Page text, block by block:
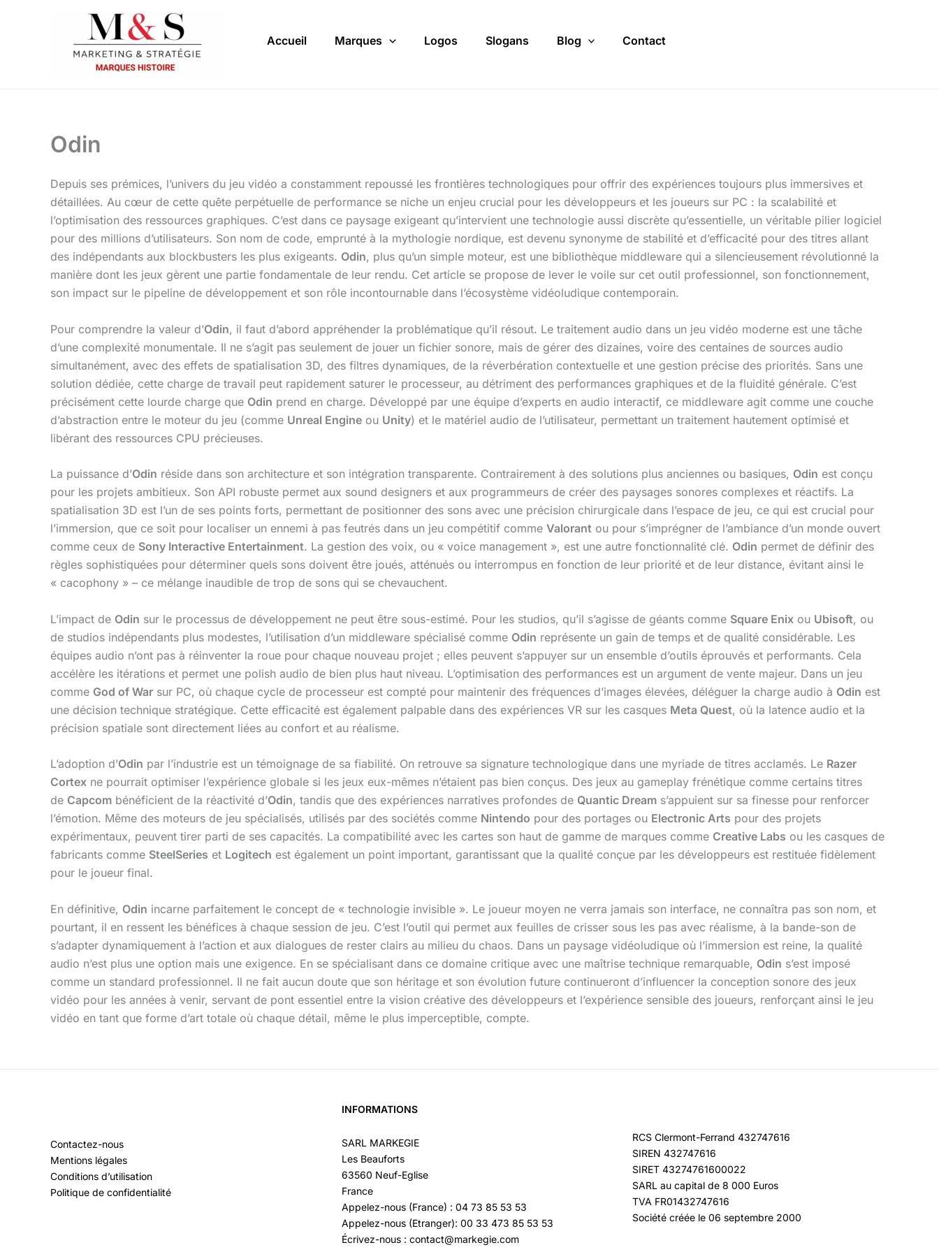
Accueil Marques Logos Slogans Blog Contact
Odin
Depuis ses prémices, l’univers du jeu vidéo a constamment repoussé les frontières technologiques pour offrir des expériences toujours plus immersives et
détaillées. Au cœur de cette quête perpétuelle de performance se niche un enjeu crucial pour les développeurs et les joueurs sur PC : la scalabilité et
l’optimisation des ressources graphiques. C’est dans ce paysage exigeant qu’intervient une technologie aussi discrète qu’essentielle, un véritable pilier logiciel
pour des millions d’utilisateurs. Son nom de code, emprunté à la mythologie nordique, est devenu synonyme de stabilité et d’efficacité pour des titres allant
des indépendants aux blockbusters les plus exigeants. Odin, plus qu’un simple moteur, est une bibliothèque middleware qui a silencieusement révolutionné la
manière dont les jeux gèrent une partie fondamentale de leur rendu. Cet article se propose de lever le voile sur cet outil professionnel, son fonctionnement,
son impact sur le pipeline de développement et son rôle incontournable dans l’écosystème vidéoludique contemporain.
Pour comprendre la valeur d’Odin, il faut d’abord appréhender la problématique qu’il résout. Le traitement audio dans un jeu vidéo moderne est une tâche
d’une complexité monumentale. Il ne s’agit pas seulement de jouer un fichier sonore, mais de gérer des dizaines, voire des centaines de sources audio
simultanément, avec des effets de spatialisation 3D, des filtres dynamiques, de la réverbération contextuelle et une gestion précise des priorités. Sans une
solution dédiée, cette charge de travail peut rapidement saturer le processeur, au détriment des performances graphiques et de la fluidité générale. C’est
précisément cette lourde charge que Odin prend en charge. Développé par une équipe d’experts en audio interactif, ce middleware agit comme une couche
d’abstraction entre le moteur du jeu (comme Unreal Engine ou Unity) et le matériel audio de l’utilisateur, permettant un traitement hautement optimisé et
libérant des ressources CPU précieuses.
La puissance d’Odin réside dans son architecture et son intégration transparente. Contrairement à des solutions plus anciennes ou basiques, Odin est conçu
pour les projets ambitieux. Son API robuste permet aux sound designers et aux programmeurs de créer des paysages sonores complexes et réactifs. La
spatialisation 3D est l’un de ses points forts, permettant de positionner des sons avec une précision chirurgicale dans l’espace de jeu, ce qui est crucial pour
l’immersion, que ce soit pour localiser un ennemi à pas feutrés dans un jeu compétitif comme Valorant ou pour s’imprégner de l’ambiance d’un monde ouvert
comme ceux de Sony Interactive Entertainment. La gestion des voix, ou « voice management », est une autre fonctionnalité clé. Odin permet de définir des
règles sophistiquées pour déterminer quels sons doivent être joués, atténués ou interrompus en fonction de leur priorité et de leur distance, évitant ainsi le
« cacophony » – ce mélange inaudible de trop de sons qui se chevauchent.
L’impact de Odin sur le processus de développement ne peut être sous-estimé. Pour les studios, qu’il s’agisse de géants comme Square Enix ou Ubisoft, ou
de studios indépendants plus modestes, l’utilisation d’un middleware spécialisé comme Odin représente un gain de temps et de qualité considérable. Les
équipes audio n’ont pas à réinventer la roue pour chaque nouveau projet ; elles peuvent s’appuyer sur un ensemble d’outils éprouvés et performants. Cela
accélère les itérations et permet une polish audio de bien plus haut niveau. L’optimisation des performances est un argument de vente majeur. Dans un jeu
comme God of War sur PC, où chaque cycle de processeur est compté pour maintenir des fréquences d’images élevées, déléguer la charge audio à Odin est
une décision technique stratégique. Cette efficacité est également palpable dans des expériences VR sur les casques Meta Quest, où la latence audio et la
précision spatiale sont directement liées au confort et au réalisme.
L’adoption d’Odin par l’industrie est un témoignage de sa fiabilité. On retrouve sa signature technologique dans une myriade de titres acclamés. Le Razer
Cortex ne pourrait optimiser l’expérience globale si les jeux eux-mêmes n’étaient pas bien conçus. Des jeux au gameplay frénétique comme certains titres
de Capcom bénéficient de la réactivité d’Odin, tandis que des expériences narratives profondes de Quantic Dream s’appuient sur sa finesse pour renforcer
l’émotion. Même des moteurs de jeu spécialisés, utilisés par des sociétés comme Nintendo pour des portages ou Electronic Arts pour des projets
expérimentaux, peuvent tirer parti de ses capacités. La compatibilité avec les cartes son haut de gamme de marques comme Creative Labs ou les casques de
fabricants comme SteelSeries et Logitech est également un point important, garantissant que la qualité conçue par les développeurs est restituée fidèlement
pour le joueur final.
En définitive, Odin incarne parfaitement le concept de « technologie invisible ». Le joueur moyen ne verra jamais son interface, ne connaîtra pas son nom, et
pourtant, il en ressent les bénéfices à chaque session de jeu. C’est l’outil qui permet aux feuilles de crisser sous les pas avec réalisme, à la bande-son de
s’adapter dynamiquement à l’action et aux dialogues de rester clairs au milieu du chaos. Dans un paysage vidéoludique où l’immersion est reine, la qualité
audio n’est plus une option mais une exigence. En se spécialisant dans ce domaine critique avec une maîtrise technique remarquable, Odin s’est imposé
comme un standard professionnel. Il ne fait aucun doute que son héritage et son évolution future continueront d’influencer la conception sonore des jeux
vidéo pour les années à venir, servant de pont essentiel entre la vision créative des développeurs et l’expérience sensible des joueurs, renforçant ainsi le jeu
vidéo en tant que forme d’art totale où chaque détail, même le plus imperceptible, compte.
Contactez-nous
Mentions légales
Conditions d’utilisation
Politique de confidentialité
INFORMATIONS
SARL MARKEGIE
Les Beauforts
63560 Neuf-Eglise
France
Appelez-nous (France) : 04 73 85 53 53
Appelez-nous (Etranger): 00 33 473 85 53 53
Écrivez-nous : contact@markegie.com
RCS Clermont-Ferrand 432747616
SIREN 432747616
SIRET 43274761600022
SARL au capital de 8 000 Euros
TVA FR01432747616
Société créée le 06 septembre 2000